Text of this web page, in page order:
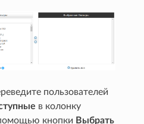
пользователей
в колонку
кнопки Выбрать